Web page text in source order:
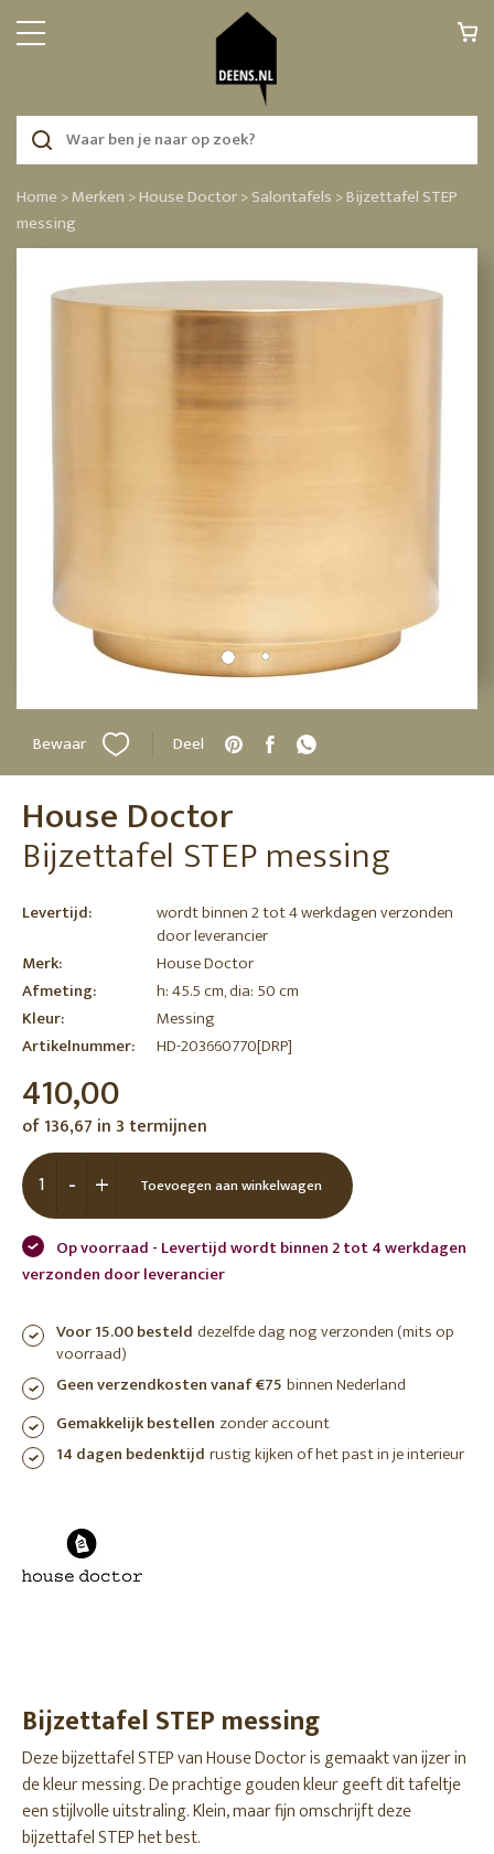
Home >Merken >House Doctor >Salontafels >Bijzettafel STEP
messing
Bewaar Deel
House Doctor
Bijzettafel STEP messing
Levertijd:
wordt binnen 2 tot 4 werkdagen verzonden
door leverancier
Merk:
House Doctor
Afmeting:
h: 45.5 cm, dia: 50 cm
Kleur:
Messing
Artikelnummer:
HD-203660770[DRP]
410,00
of 136,67 in 3 termijnen
+
- Toevoegen aan winkelwagen
Op voorraad - Levertijd wordt binnen 2 tot 4 werkdagen
verzonden door leverancier
Voor 15.00 besteld dezelfde dag nog verzonden (mits op
voorraad)
Geen verzendkosten vanaf €75 binnen Nederland
Gemakkelijk bestellen zonder account
14 dagen bedenktijd rustig kijken of het past in je interieur
Bijzettafel STEP messing
Deze bijzettafel STEP van House Doctor is gemaakt van ijzer in
de kleur messing. De prachtige gouden kleur geeft dit tafeltje
een stijlvolle uitstraling. Klein, maar fijn omschrijft deze
bijzettafel STEP het best.